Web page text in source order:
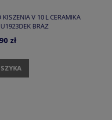
V 10 L CERAMIKA
BRĄZ
zł